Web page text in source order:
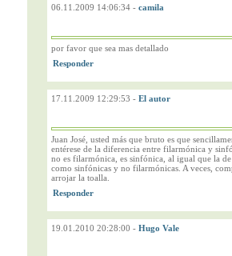
06.11.2009 14:06:34 - camila
por favor que sea mas detallado
17.11.2009 12:29:53 - El autor
Juan José, usted más que bruto es que
entérese de la diferencia entre filarmónica y
no es filarmónica, es sinfónica, al igual que la
como sinfónicas y no filarmónicas. A veces,
arrojar la toalla.
19.01.2010 20:28:00 - Hugo Vale